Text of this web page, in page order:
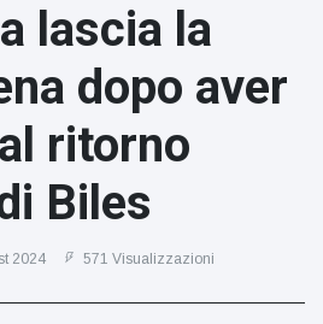
(81)
(122)
(79)
(160)
lascia la
dopo aver
ritorno
Biles
2024 571 Visualizzazioni